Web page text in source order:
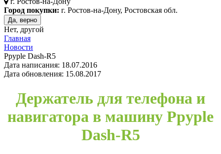
Город покупки: г. Ростов-на-Дону, Ростовская обл.
Да, верно
Нет, другой
Главная
Новости
Ppyple Dash-R5
Дата написания: 18.07.2016
Дата обновления: 15.08.2017
Держатель для телефона и
навигатора в машину Ppyple
Dash-R5